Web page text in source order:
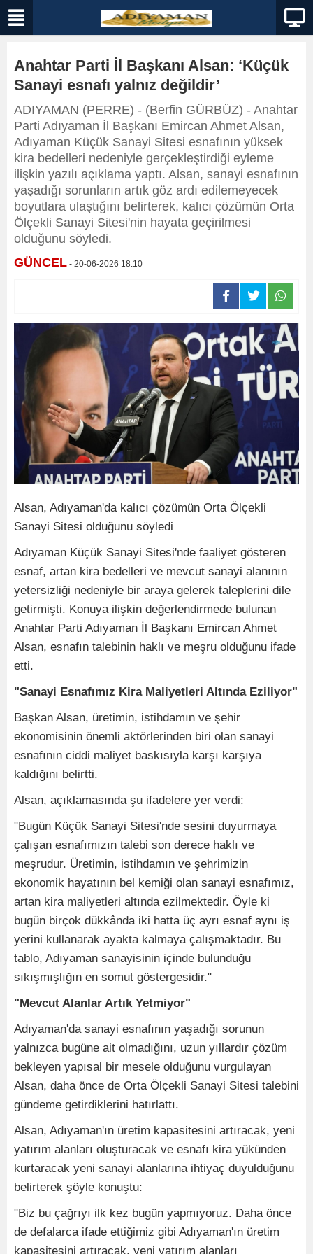
Anahtar Parti İl Başkanı Alsan: ‘Küçük
Sanayi esnafı yalnız değildir’
ADIYAMAN (PERRE) - (Berfin GÜRBÜZ) - Anahtar
Parti Adıyaman İl Başkanı Emircan Ahmet Alsan,
Adıyaman Küçük Sanayi Sitesi esnafının yüksek
kira bedelleri nedeniyle gerçekleştirdiği eyleme
ilişkin yazılı açıklama yaptı. Alsan, sanayi esnafının
yaşadığı sorunların artık göz ardı edilemeyecek
boyutlara ulaştığını belirterek, kalıcı çözümün Orta
Ölçekli Sanayi Sitesi'nin hayata geçirilmesi
olduğunu söyledi.
GÜNCEL - 20-06-2026 18:10
Alsan, Adıyaman'da kalıcı çözümün Orta Ölçekli
Sanayi Sitesi olduğunu söyledi
Adıyaman Küçük Sanayi Sitesi'nde faaliyet gösteren
esnaf, artan kira bedelleri ve mevcut sanayi alanının
yetersizliği nedeniyle bir araya gelerek taleplerini dile
getirmişti. Konuya ilişkin değerlendirmede bulunan
Anahtar Parti Adıyaman İl Başkanı Emircan Ahmet
Alsan, esnafın talebinin haklı ve meşru olduğunu ifade
etti.
"Sanayi Esnafımız Kira Maliyetleri Altında Eziliyor"
Başkan Alsan, üretimin, istihdamın ve şehir
ekonomisinin önemli aktörlerinden biri olan sanayi
esnafının ciddi maliyet baskısıyla karşı karşıya
kaldığını belirtti.
Alsan, açıklamasında şu ifadelere yer verdi:
"Bugün Küçük Sanayi Sitesi'nde sesini duyurmaya
çalışan esnafımızın talebi son derece haklı ve
meşrudur. Üretimin, istihdamın ve şehrimizin
ekonomik hayatının bel kemiği olan sanayi esnafımız,
artan kira maliyetleri altında ezilmektedir. Öyle ki
bugün birçok dükkânda iki hatta üç ayrı esnaf aynı iş
yerini kullanarak ayakta kalmaya çalışmaktadır. Bu
tablo, Adıyaman sanayisinin içinde bulunduğu
sıkışmışlığın en somut göstergesidir."
"Mevcut Alanlar Artık Yetmiyor"
Adıyaman'da sanayi esnafının yaşadığı sorunun
yalnızca bugüne ait olmadığını, uzun yıllardır çözüm
bekleyen yapısal bir mesele olduğunu vurgulayan
Alsan, daha önce de Orta Ölçekli Sanayi Sitesi talebini
gündeme getirdiklerini hatırlattı.
Alsan, Adıyaman'ın üretim kapasitesini artıracak, yeni
yatırım alanları oluşturacak ve esnafı kira yükünden
kurtaracak yeni sanayi alanlarına ihtiyaç duyulduğunu
belirterek şöyle konuştu:
"Biz bu çağrıyı ilk kez bugün yapmıyoruz. Daha önce
de defalarca ifade ettiğimiz gibi Adıyaman'ın üretim
kapasitesini artıracak, yeni yatırım alanları